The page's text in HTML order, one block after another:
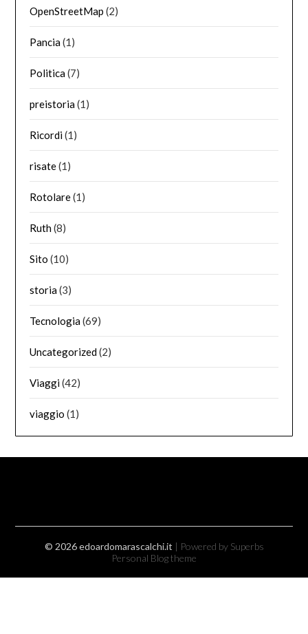
OpenStreetMap (2)
Pancia(1)
Politica(7)
preistoria(1)
Ricordi(1)
risate(1)
Rotolare(1)
Ruth(8)
Sito (10)
storia(3)
Tecnologia(69)
Uncategorized(2)
Viaggi(42)
viaggio (1)
© 2026 edoardomarascalchi.it | Powered by Superbs
Personal Blog theme